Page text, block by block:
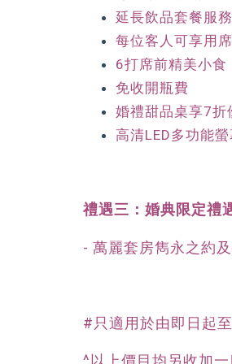
延長飲品套餐服
每位客人可享用
6打席前精美小食
免收開瓶費
婚禮甜品桌享7折
高清LED多功能
禮遇三：婚典限定禮
- 萬麗套房雋永之約
#只適用於由即日起
^以上價目均另收加